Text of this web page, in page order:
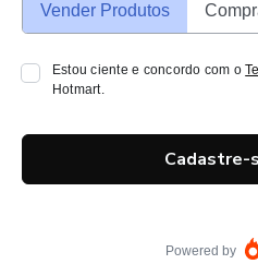
Vender Produtos
Estou ciente e concordo com o
Hotmart.
Cadastre-
Powered by